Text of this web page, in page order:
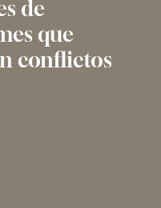
de
que
conflictos